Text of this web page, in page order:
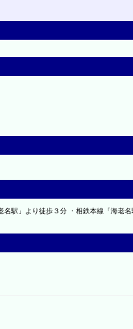
名駅」より徒歩３分 ・相鉄本線「海老